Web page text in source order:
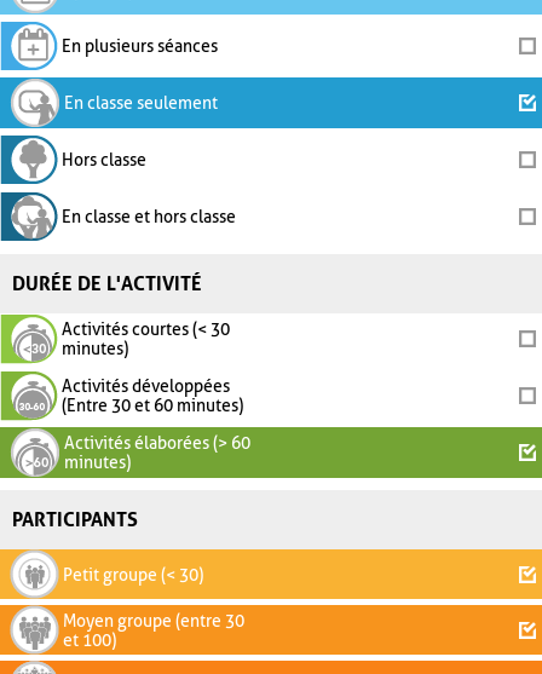
En plusieurs séances
En classe seulement
Hors classe
En classe et hors classe
DURÉE DE L'ACTIVITÉ
Activités courtes (< 30
minutes)
Activités développées
(Entre 30 et 60 minutes)
Activités élaborées (> 60
minutes)
PARTICIPANTS
Petit groupe (< 30)
Moyen groupe (entre 30
et 100)